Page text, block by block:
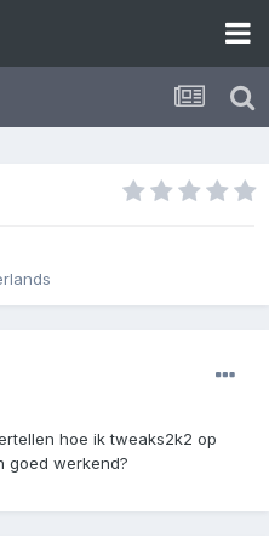
hoe ik tweaks2k2 op
goed werkend?